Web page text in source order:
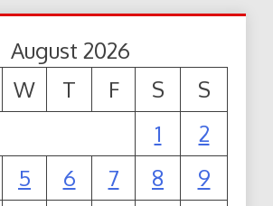
August 2026
W T F S
S
1
2
5 6 7 8 9